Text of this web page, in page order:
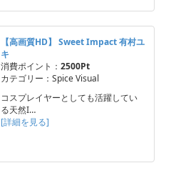
【高画質HD】 Sweet Impact 有村ユ
キ
消費ポイント： 2500Pt
カテゴリー：Spice Visual
コスプレイヤーとしても活躍してい
る天然I…
[詳細を見る]